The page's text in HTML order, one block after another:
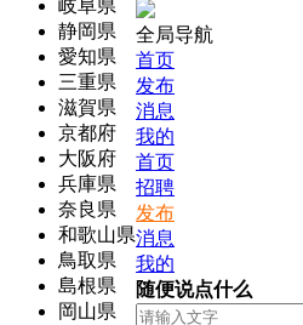
岐阜県
静岡県
愛知県
三重県
滋賀県
京都府
大阪府
兵庫県
奈良県
和歌山県
鳥取県
島根県
岡山県
全局导航
首页
发布
消息
我的
首页
招聘
发布
消息
我的
随便说点什么